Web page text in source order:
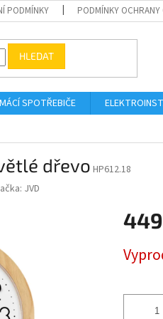
PODMÍNKY PODMÍNKY OCHRANY
HLEDAT
SPOTŘEBIČE
dřevo HP612.18
JVD
cena: